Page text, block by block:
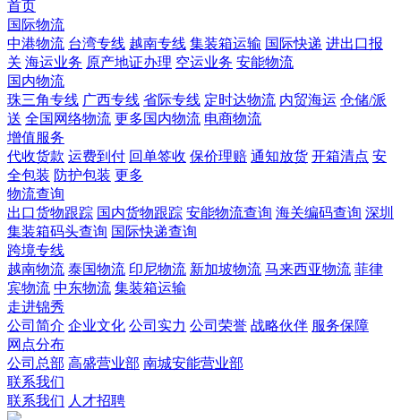
首页
国际物流
中港物流 台湾专线 越南专线 集装箱运输 国际快递 进出口报
关 海运业务 原产地证办理 空运业务 安能物流
国内物流
珠三角专线 广西专线 省际专线 定时达物流 内贸海运 仓储/派
送 全国网络物流 更多国内物流 电商物流
增值服务
代收货款 运费到付 回单签收 保价理赔 通知放货 开箱清点 安
全包装 防护包装 更多
物流查询
出口货物跟踪 国内货物跟踪 安能物流查询 海关编码查询 深圳
集装箱码头查询 国际快递查询
跨境专线
越南物流 泰国物流 印尼物流 新加坡物流 马来西亚物流 菲律
宾物流 中东物流 集装箱运输
走进锦秀
公司简介 企业文化 公司实力 公司荣誉 战略伙伴 服务保障
网点分布
公司总部 高盛营业部 南城安能营业部
联系我们
联系我们 人才招聘